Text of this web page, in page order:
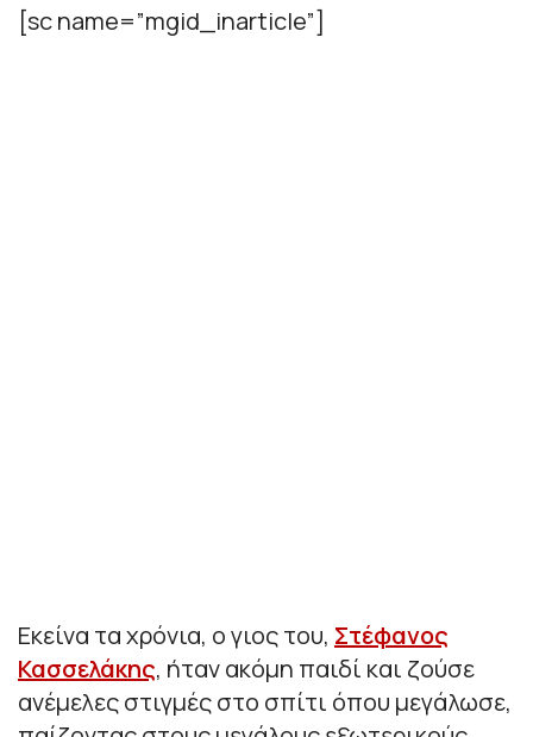
[sc name=”mgid_inarticle”]
Εκείνα τα χρόνια, ο γιος του, Στέφανος
Κασσελάκης, ήταν ακόμη παιδί και ζούσε
ανέμελες στιγμές στο σπίτι όπου μεγάλωσε,